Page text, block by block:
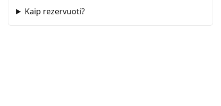
Kaip rezervuoti?